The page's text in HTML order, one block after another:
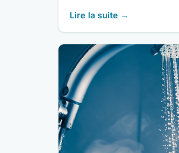
Lire la suite →